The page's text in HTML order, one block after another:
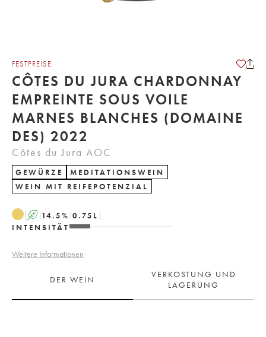
FESTPREISE
CÔTES DU JURA CHARDONNAY
EMPREINTE SOUS VOILE
MARNES BLANCHES (DOMAINE
DES) 2022
Côtes du Jura AOC
GEWÜRZE
MEDITATIONSWEIN
WEIN MIT REIFEPOTENZIAL
A 14.5% 0.75 L
INTENSITÄT
Weitere Informationen
DER WEIN
VERKOSTUNG UND
LAGERUNG